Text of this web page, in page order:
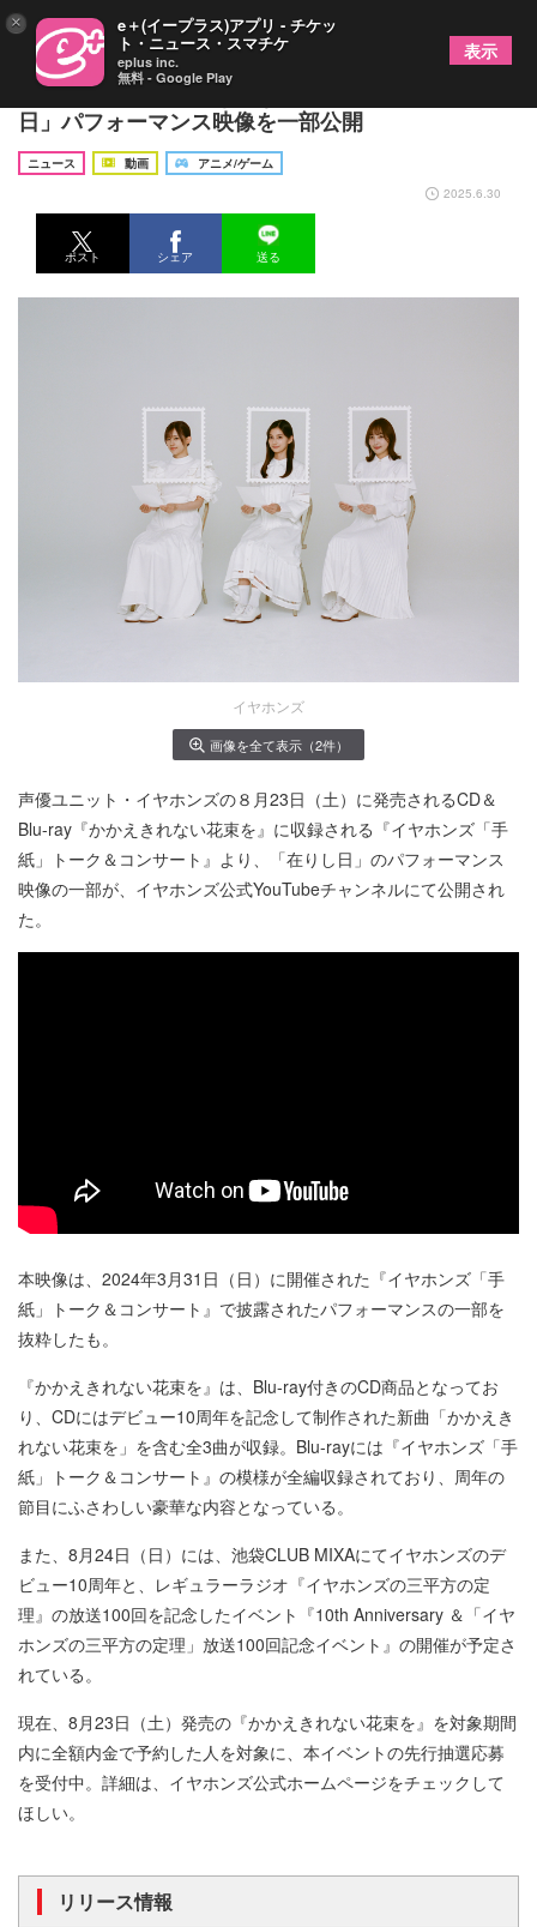
イヤホンズ『かかえきれない花束を』より「在りし
日」パフォーマンス映像を一部公開
ニュース 動画
アニメ/ゲーム
2025.6.30
ポスト シェア 送る
イヤホンズ
画像を全て表示（2件）
声優ユニット・イヤホンズの８月23日（土）に発売されるCD＆
Blu-ray『かかえきれない花束を』に収録される『イヤホンズ「手
紙」トーク＆コンサート』より、「在りし日」のパフォーマンス
映像の一部が、イヤホンズ公式YouTubeチャンネルにて公開され
た。
本映像は、2024年3月31日（日）に開催された『イヤホンズ「手
紙」トーク＆コンサート』で披露されたパフォーマンスの一部を
抜粋したも。
『かかえきれない花束を』は、Blu-ray付きのCD商品となってお
り、CDにはデビュー10周年を記念して制作された新曲「かかえき
れない花束を」を含む全3曲が収録。Blu-rayには『イヤホンズ「手
紙」トーク＆コンサート』の模様が全編収録されており、周年の
節目にふさわしい豪華な内容となっている。
また、8月24日（日）には、池袋CLUB MIXAにてイヤホンズのデ
ビュー10周年と、レギュラーラジオ『イヤホンズの三平方の定
理』の放送100回を記念したイベント『10th Anniversary ＆「イヤ
ホンズの三平方の定理」放送100回記念イベント』の開催が予定さ
れている。
現在、8月23日（土）発売の『かかえきれない花束を』を対象期間
内に全額内金で予約した人を対象に、本イベントの先行抽選応募
を受付中。詳細は、イヤホンズ公式ホームページをチェックして
ほしい。
リリース情報
× e＋(イープラス)アプリ - チケッ
ト・ニュース・スマチケ
eplus inc.
無料 - Google Play
表示